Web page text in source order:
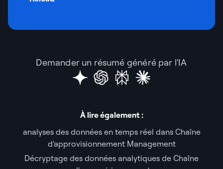
Demander un résumé généré par l'IA
À lire également :
analyses des données en temps réel dans Chaîne
d'approvisionnement Management
Décryptage des données analytiques de Chaîne